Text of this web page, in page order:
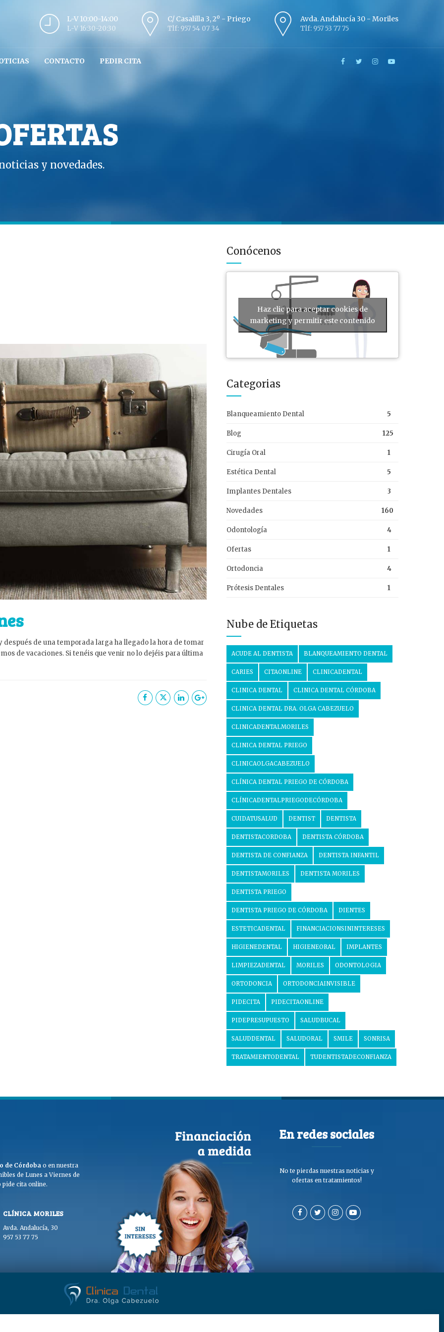
L-V 10:00-14:00
L-V 16:30-20:30
C/ Casalilla 3, 2º - Priego
Tlf: 957 54 07 34
Avda. Andalucía 30 - Moriles
Tlf: 957 53 77 75
CONTACTO PEDIR CITA
y novedades.
después de una temporada larga ha llegado la hora de tomar
de vacaciones. Si tenéis que venir no lo dejéis para última
Conócenos
Haz clic para aceptar cookies de
marketing y permitir este contenido
Categorias
Blanqueamiento Dental 5
Blog 125
Cirugía Oral 1
Estética Dental 5
Implantes Dentales 3
Novedades 160
Odontología 4
Ofertas 1
Ortodoncia 4
Prótesis Dentales 1
Nube de Etiquetas
ACUDE AL DENTISTA BLANQUEAMIENTO DENTAL
CARIES CITAONLINE CLINICADENTAL
CLINICA DENTAL CLINICA DENTAL CÓRDOBA
CLINICA DENTAL DRA. OLGA CABEZUELO
CLINICADENTALMORILES
CLINICA DENTAL PRIEGO
CLINICAOLGACABEZUELO
CLÍNICA DENTAL PRIEGO DE CÓRDOBA
CLÍNICADENTALPRIEGODECÓRDOBA
CUIDATUSALUD DENTIST DENTISTA
DENTISTACORDOBA DENTISTA CÓRDOBA
DENTISTA DE CONFIANZA DENTISTA INFANTIL
DENTISTAMORILES DENTISTA MORILES
DENTISTA PRIEGO
DENTISTA PRIEGO DE CÓRDOBA DIENTES
ESTETICADENTAL FINANCIACIONSININTERESES
HIGIENEDENTAL HIGIENEORAL IMPLANTES
LIMPIEZADENTAL MORILES ODONTOLOGIA
ORTODONCIA ORTODONCIAINVISIBLE
PIDECITA PIDECITAONLINE
PIDEPRESUPUESTO SALUDBUCAL
SALUDDENTAL SALUDORAL SMILE SONRISA
TRATAMIENTODENTAL TUDENTISTADECONFIANZA
de Córdoba o en nuestra
de Lunes a Viernes de
pide cita online.
CLÍNICA MORILES
Avda. Andalucía, 30
957 53 77 75
En redes sociales
No te pierdas nuestras noticias y
ofertas en tratamientos!